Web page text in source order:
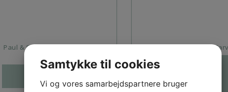
Paul & Shark Merceriseret Polo 6
Paul & Shark Polo I 9
1.099,00
Samtykke til cookies
Vi og vores samarbejdspartnere bruger